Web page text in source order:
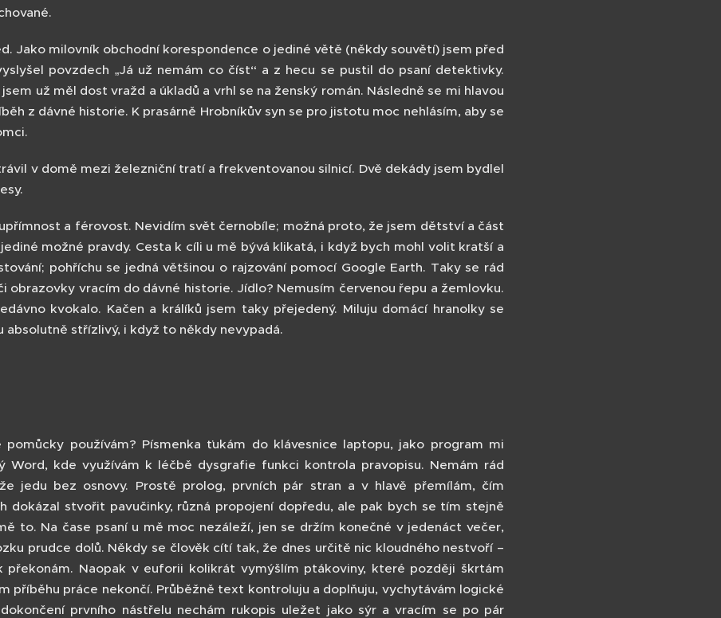
Jako milovník obchodní korespondence o jediné větě (někdy souvětí) jsem před
povzdech „Já už nemám co číst“ a z hecu se pustil do psaní detektivky.
už měl dost vražd a úkladů a vrhl se na ženský román. Následně se mi hlavou
z dávné historie. K prasárně Hrobníkův syn se pro jistotu moc nehlásím, aby se
v domě mezi železniční tratí a frekventovanou silnicí. Dvě dekády jsem bydlel
a férovost. Nevidím svět černobíle; možná proto, že jsem dětství a část
možné pravdy. Cesta k cíli u mě bývá klikatá, i když bych mohl volit kratší a
pohříchu se jedná většinou o rajzování pomocí Google Earth. Taky se rád
obrazovky vracím do dávné historie. Jídlo? Nemusím červenou řepu a žemlovku.
kvokalo. Kačen a králíků jsem taky přejedený. Miluju domácí hranolky se
absolutně střízlivý, i když to někdy nevypadá.
používám? Písmenka ťukám do klávesnice laptopu, jako program mi
Word, kde využívám k léčbě dysgrafie funkci kontrola pravopisu. Nemám rád
jedu bez osnovy. Prostě prolog, prvních pár stran a v hlavě přemílám, čím
dokázal stvořit pavučinky, různá propojení dopředu, ale pak bych se tím stejně
to. Na čase psaní u mě moc nezáleží, jen se držím konečné v jedenáct večer,
prudce dolů. Někdy se člověk cítí tak, že dnes určitě nic kloudného nestvoří –
překonám. Naopak v euforii kolikrát vymýšlím ptákoviny, které později škrtám
příběhu práce nekončí. Průběžně text kontroluju a doplňuju, vychytávám logické
prvního nástřelu nechám rukopis uležet jako sýr a vracím se po pár